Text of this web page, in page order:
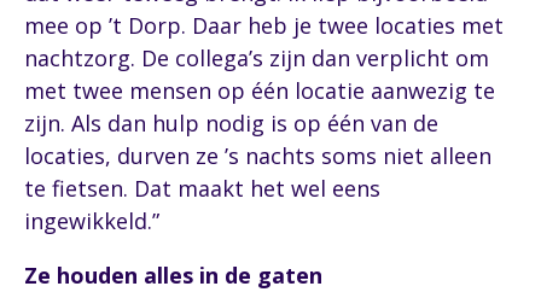
mee op ’t Dorp. Daar heb je twee locaties met
nachtzorg. De collega’s zijn dan verplicht om
met twee mensen op één locatie aanwezig te
zijn. Als dan hulp nodig is op één van de
locaties, durven ze ’s nachts soms niet alleen
te fietsen. Dat maakt het wel eens
ingewikkeld.”
Ze houden alles in de gaten